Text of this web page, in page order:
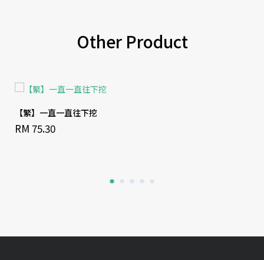
Other Product
【繁】一直一直往下挖
RM 75.30